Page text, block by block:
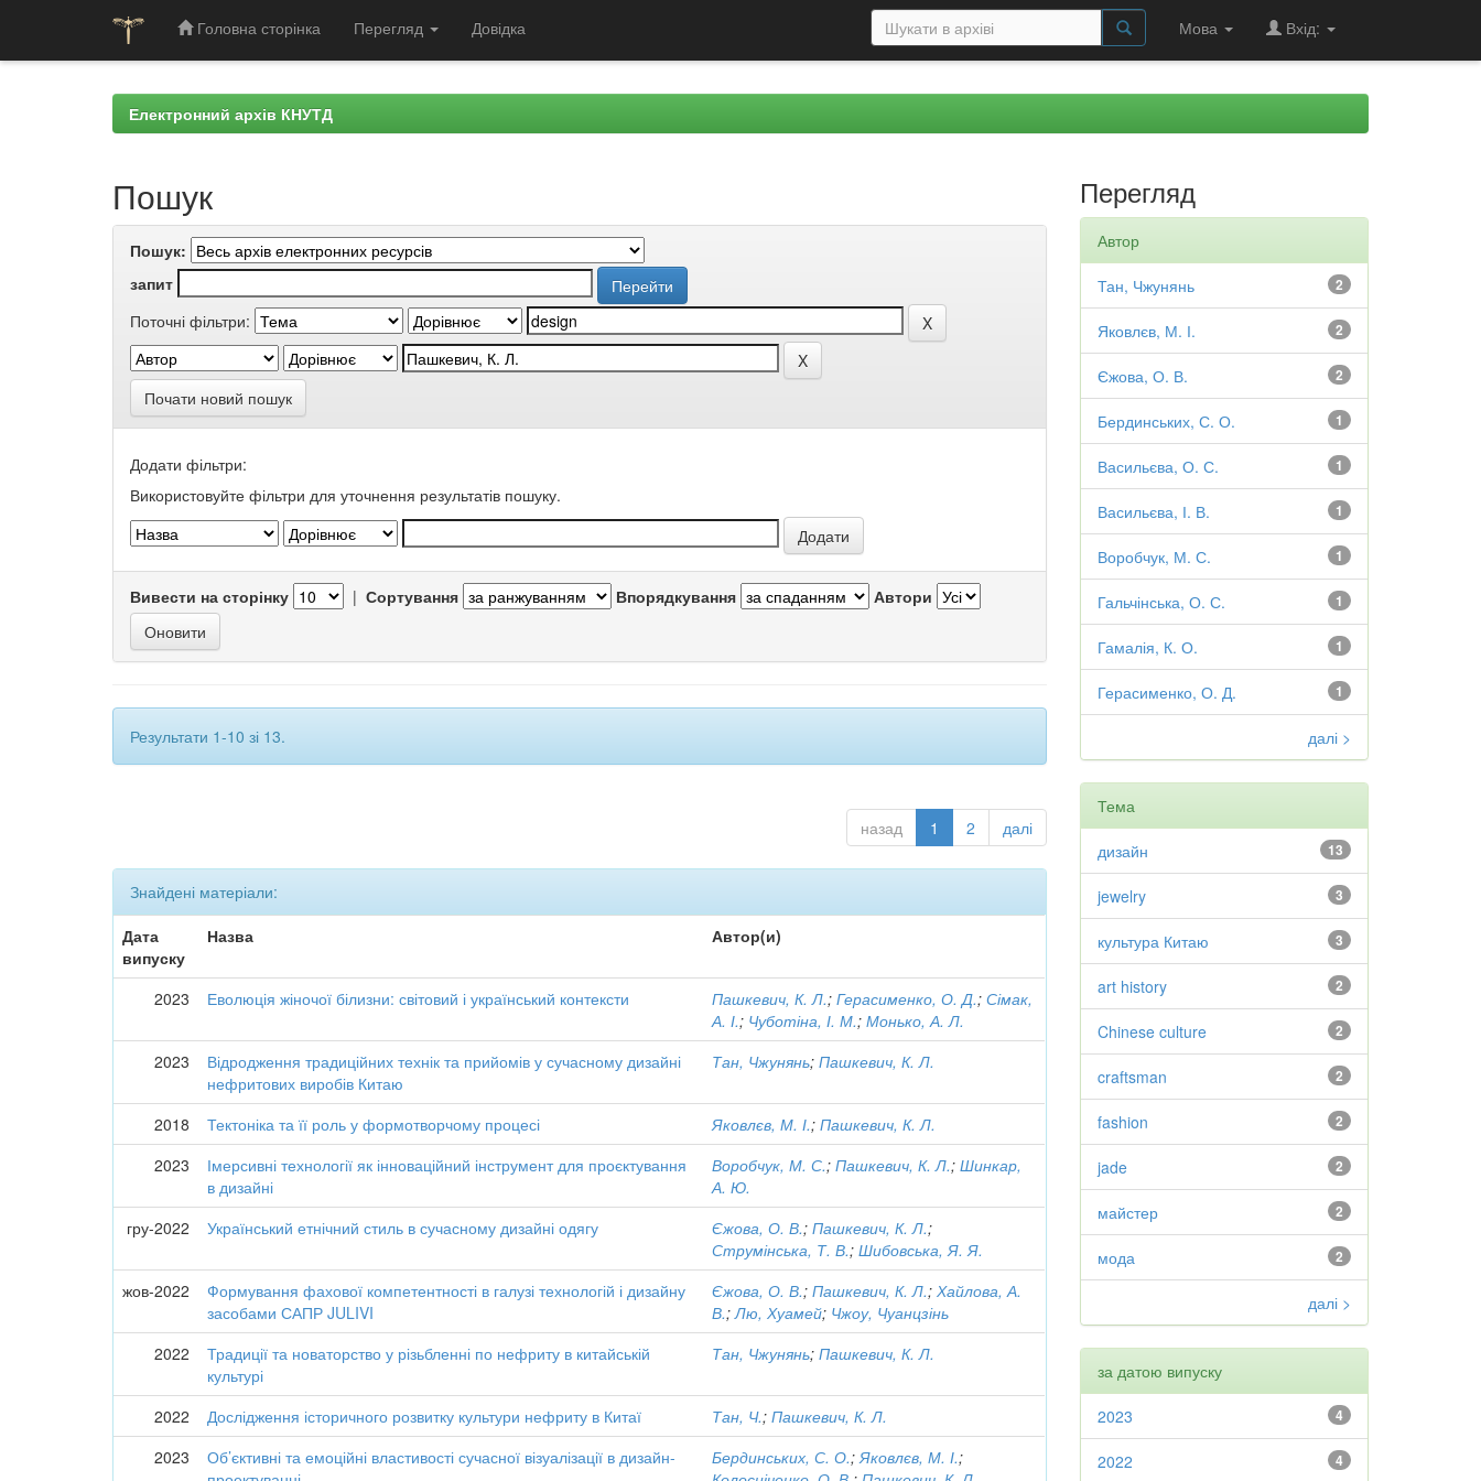
Головна сторінка Перегляд Довідка Мова Вхід:
Електронний архів КНУТД
Пошук
Пошук:
запит
Поточні фільтри:
Почати новий пошук
Додати фільтри:
Використовуйте фільтри для уточнення результатів пошуку.
Вивести на сторінку | Сортування Впорядкування Автори
Результати 1-10 зі 13.
назад 1 2 далі
Знайдені матеріали:
Дата
випуску
Назва Автор(и)
2023 Еволюція жіночої білизни: світовий і український контексти Пашкевич, К. Л.;Герасименко, О. Д.;Сімак,
А. І.; Чуботіна, І. М.;Монько, А. Л.
2023
Відродження традиційних технік та прийомів у сучасному дизайні
нефритових виробів Китаю
Тан, Чжунянь;Пашкевич, К. Л.
2018 Тектоніка та її роль у формотворчому процесі Яковлєв, М. І.;Пашкевич, К. Л.
2023
Імерсивні технології як інноваційний інструмент для проєктування
в дизайні
Воробчук, М. С.;Пашкевич, К. Л.;Шинкар,
А. Ю.
гру-2022
Український етнічний стиль в сучасному дизайні одягу Єжова, О. В.;Пашкевич, К. Л.;
Струмінська, Т. В.;Шибовська, Я. Я.
жов-2022
Формування фахової компетентності в галузі технологій і дизайну
засобами САПР JULIVI
Єжова, О. В.;Пашкевич, К. Л.;Хайлова, А.
В.;Лю, Хуамей; Чжоу, Чуанцзінь
2022
Традиції та новаторство у різьбленні по нефриту в китайській
культурі
Тан, Чжунянь;Пашкевич, К. Л.
2022 Дослідження історичного розвитку культури нефриту в Китаї Тан, Ч.;Пашкевич, К. Л.
2023
Об’єктивні та емоційні властивості сучасної візуалізації в дизайн-
Бердинських, С. О.;Яковлєв, М. І.;
Перегляд
Автор
2
Тан, Чжунянь
2
Яковлєв, М. І.
2
Єжова, О. В.
1
Бердинських, С. О.
1
Васильєва, О. С.
1
Васильєва, І. В.
1
Воробчук, М. С.
1
Гальчінська, О. С.
1
Гамалія, К. О.
1
Герасименко, О. Д.
далі >
Тема
13
дизайн
3
jewelry
3
культура Китаю
2
art history
2
Chinese culture
2
craftsman
2
fashion
2
jade
2
майстер
2
мода
далі >
за датою випуску
4
2023
4
2022